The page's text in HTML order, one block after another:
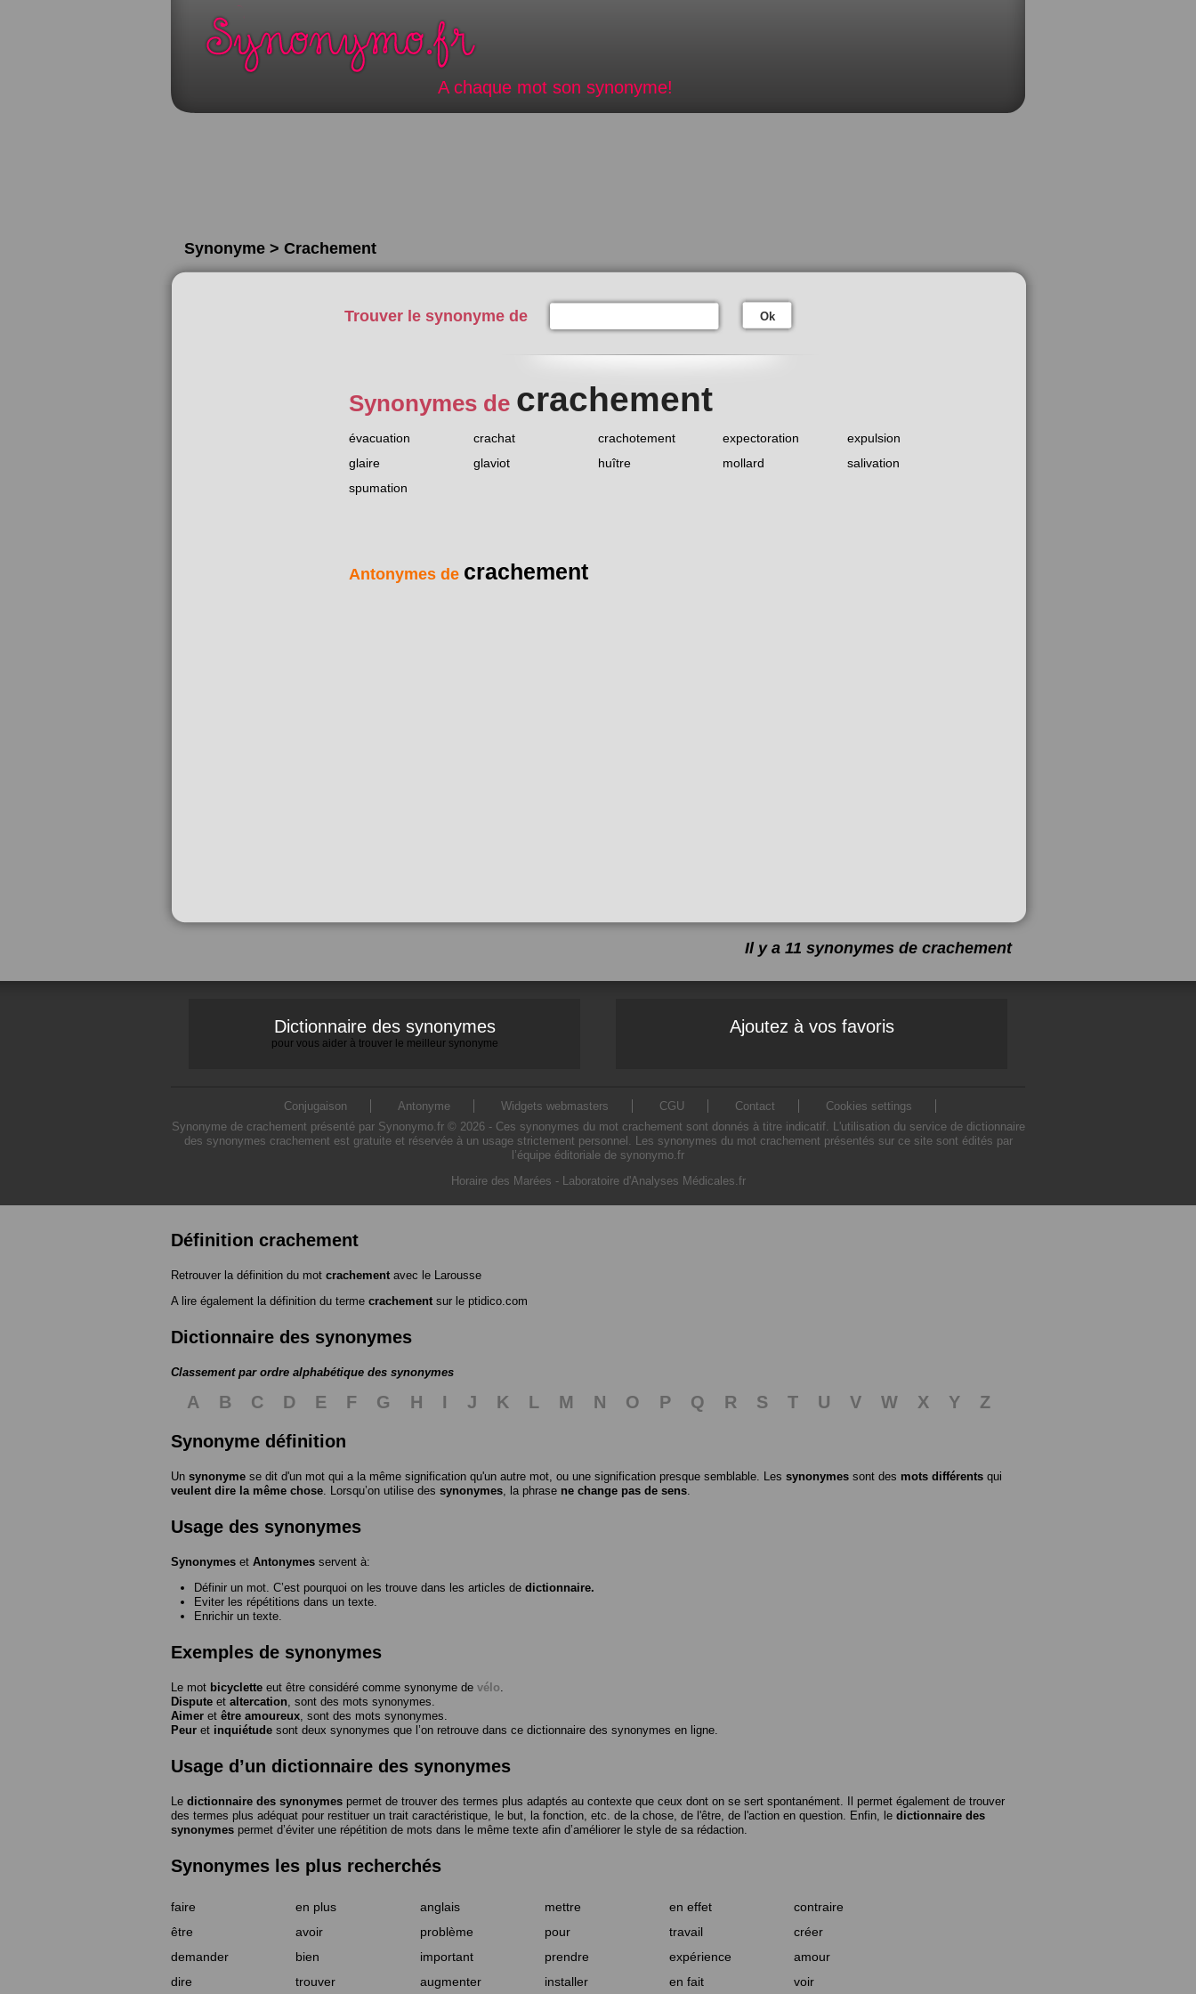
A chaque mot son synonyme!
Synonyme > Crachement
Trouver le synonyme de Ok
Synonymes de crachement
évacuation crachat crachotement expectoration
expulsion
glaire
glaviot huître mollard
salivation
spumation
Antonymes de crachement
Il y a 11 synonymes de crachement
Dictionnaire des synonymes
pour vous aider à trouver le meilleur synonyme
Ajoutez à vos favoris
Conjugaison Antonyme Widgets webmasters CGU Contact
Cookies settings
Synonyme de crachement présenté par Synonymo.fr © 2026 - Ces synonymes du mot crachement sont donnés à titre indicatif. L'utilisation du service de dictionnaire
des synonymes crachement est gratuite et réservée à un usage strictement personnel. Les synonymes du mot crachement présentés sur ce site sont édités par
l’équipe éditoriale de synonymo.fr
Horaire des Marées - Laboratoire d'Analyses Médicales.fr
Définition crachement
Retrouver la définition du mot crachement avec le Larousse
A lire également la définition du terme crachement sur le ptidico.com
Dictionnaire des synonymes
Classement par ordre alphabétique des synonymes
A B C D E F G H I J K L M N O P Q R S T U V W X Y
Z
Synonyme définition
Un synonyme se dit d'un mot qui a la même signification qu'un autre mot, ou une signification presque semblable. Les synonymes sont des mots différents qui
veulent dire la même chose . Lorsqu’on utilise des synonymes , la phrase ne change pas de sens
Usage des synonymes
Synonymes et Antonymes servent à:
Définir un mot. C’est pourquoi on les trouve dans les articles de dictionnaire.
Eviter les répétitions dans un texte.
Enrichir un texte.
Exemples de synonymes
Le mot bicyclette eut être considéré comme synonyme de vélo
Dispute et altercation , sont des mots synonymes.
Aimer et être amoureux , sont des mots synonymes.
Peur et inquiétude sont deux synonymes que l’on retrouve dans ce dictionnaire des synonymes en ligne.
Usage d’un dictionnaire des synonymes
Le dictionnaire des synonymes permet de trouver des termes plus adaptés au contexte que ceux dont on se sert spontanément. Il permet également de trouver
des termes plus adéquat pour restituer un trait caractéristique, le but, la fonction, etc. de la chose, de l'être, de l'action en question. Enfin, le dictionnaire des
synonymes permet d’éviter une répétition de mots dans le même texte afin d’améliorer le style de sa rédaction.
Synonymes les plus recherchés
faire en plus anglais mettre en effet
contraire
être
avoir problème pour travail
créer
demander
bien important prendre expérience
amour
dire
trouver augmenter installer en fait voir